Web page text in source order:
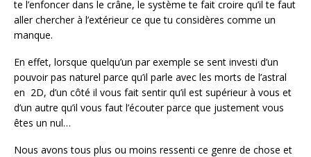
te l’enfoncer dans le crâne, le système te fait croire qu’il te faut
aller chercher à l’extérieur ce que tu considères comme un
manque.
En effet, lorsque quelqu’un par exemple se sent investi d’un
pouvoir pas naturel parce qu’il parle avec les morts de l’astral
en 2D, d’un côté il vous fait sentir qu’il est supérieur à vous et
d’un autre qu’il vous faut l’écouter parce que justement vous
êtes un nul…
Nous avons tous plus ou moins ressenti ce genre de chose et